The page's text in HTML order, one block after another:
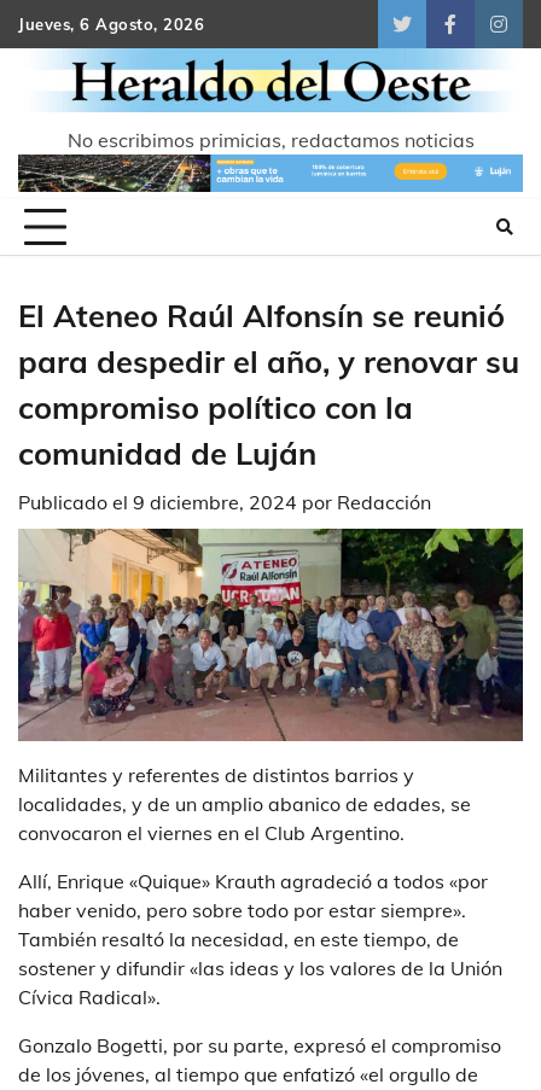
Skip
to
content
Jueves, 6 Agosto, 2026
TwitterFacebook
No escribimos primicias, redactamos noticias
El Ateneo Raúl Alfonsín se reunió
para despedir el año, y renovar su
compromiso político con la
comunidad de Luján
Publicado el 9 diciembre, 2024 por Redacción
Militantes y referentes de distintos barrios y
localidades, y de un amplio abanico de edades, se
convocaron el viernes en el Club Argentino.
Allí, Enrique «Quique» Krauth agradeció a todos «por
haber venido, pero sobre todo por estar siempre».
También resaltó la necesidad, en este tiempo, de
sostener y difundir «las ideas y los valores de la Unión
Cívica Radical».
Gonzalo Bogetti, por su parte, expresó el compromiso
de los jóvenes, al tiempo que enfatizó «el orgullo de